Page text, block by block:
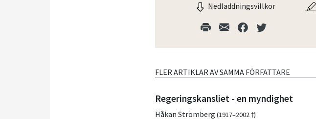
Nedladdningsvillkor
FLER ARTIKLAR AV SAMMA FÖRFATTARE
Regeringskansliet - en myndighet
Håkan Strömberg(1917–2002 †)